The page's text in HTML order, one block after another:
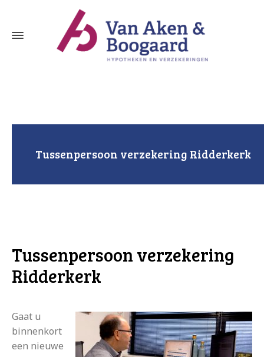
Tussenpersoon verzekering Ridderkerk
Tussenpersoon verzekering
Ridderkerk
Gaat u
binnenkort
een nieuwe